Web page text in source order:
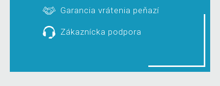
Garancia vrátenia peňazí
Zákaznícka podpora